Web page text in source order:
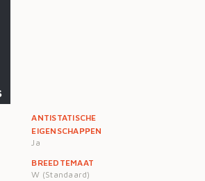
ANTISTATISCHE
EIGENSCHAPPEN
Ja
BREEDTEMAAT
W (Standaard)